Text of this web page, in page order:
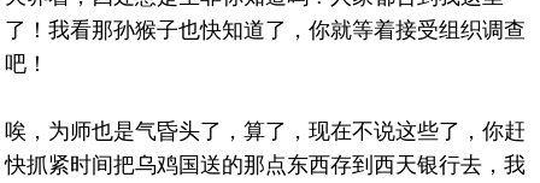
了！我看那孙猴子也快知道了，你就等着接受组织调查
吧！
唉，为师也是气昏头了，算了，现在不说这些了，你赶
快抓紧时间把乌鸡国送的那点东西存到西天银行去，我